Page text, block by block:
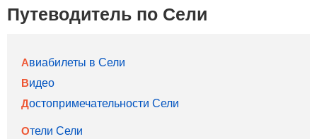
Путеводитель по Сели
Авиабилеты в Сели
Видео
Достопримечательности Сели
Отели Сели